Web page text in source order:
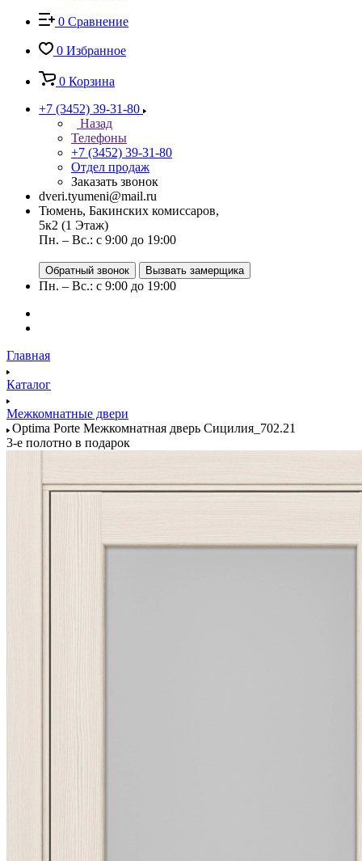
0 Сравнение
0 Избранное
0 Корзина
+7 (3452) 39-31-80
Назад
Телефоны
+7 (3452) 39-31-80
Отдел продаж
Заказать звонок
dveri.tyumeni@mail.ru
Тюмень, Бакинских комиссаров,
5к2 (1 Этаж)
Пн. – Вс.: с 9:00 до 19:00
Обратный звонок Вызвать замерщика
Пн. – Вс.: с 9:00 до 19:00
Главная
Каталог
Межкомнатные двери
Optima Porte Межкомнатная дверь Сицилия_702.21
3-е полотно в подарок